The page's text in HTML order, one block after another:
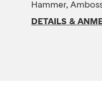
Hammer,
DETAILS &